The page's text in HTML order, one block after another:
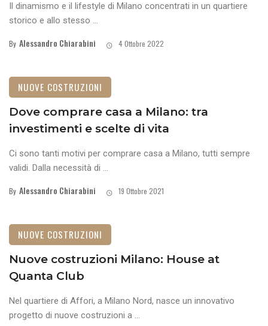
Il dinamismo e il lifestyle di Milano concentrati in un quartiere
storico e allo stesso ...
By Alessandro Chiarabini 4 Ottobre 2022
NUOVE COSTRUZIONI
Dove comprare casa a Milano: tra
investimenti e scelte di vita
Ci sono tanti motivi per comprare casa a Milano, tutti sempre
validi. Dalla necessità di ...
By Alessandro Chiarabini 19 Ottobre 2021
NUOVE COSTRUZIONI
Nuove costruzioni Milano: House at
Quanta Club
Nel quartiere di Affori, a Milano Nord, nasce un innovativo
progetto di nuove costruzioni a ...